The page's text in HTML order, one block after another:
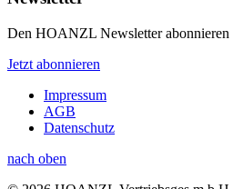
Den HOANZL Newsletter abonnieren
Jetzt abonnieren
Impressum
AGB
Datenschutz
nach oben